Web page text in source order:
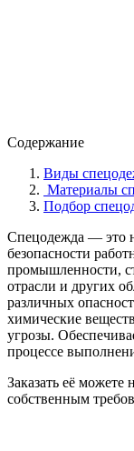
Содержание
Виды
Материалы
Подбор
Спецодежда — это
безопасности
промышленности,
отрасли и других
различных
химические
угрозы.
процессе
Заказать её можете
собственным